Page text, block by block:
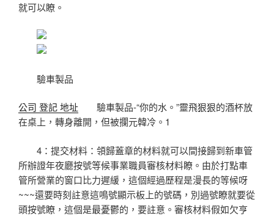
就可以瞭。
驗車製品
公司 登記 地址 驗車製品-“你的水。”靈飛狠狠的酒杯放
在桌上，轉身離開，但被攔元韓冷。1
4：提交材料：領歸蓋章的材料就可以間接歸到新車管
所辦證年夜廳按號等候事業職員審核材料瞭。由於打點車
管所營業的窗口比力遲緩，這個經過歷程是漫長的等候呀
~~~還要時刻註意這鳴號顯示板上的號碼，別過號瞭就要從
頭按號瞭，這個是最憂鬱的，要註意。審核材料假如欠亨